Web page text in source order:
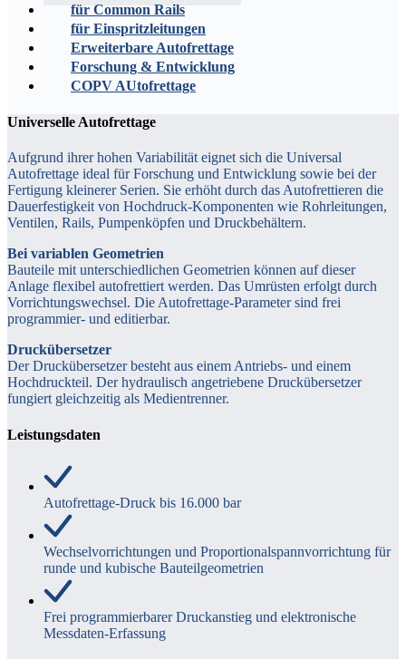
für Common Rails
für Einspritzleitungen
Erweiterbare Autofrettage
Forschung & Entwicklung
COPV AUtofrettage
Universelle Autofrettage
Aufgrund ihrer hohen Variabilität eignet sich die Universal
Autofrettage ideal für Forschung und Entwicklung sowie bei der
Fertigung kleinerer Serien. Sie erhöht durch das Autofrettieren die
Dauerfestigkeit von Hochdruck-Komponenten wie Rohrleitungen,
Ventilen, Rails, Pumpenköpfen und Druckbehältern.
Bei variablen Geometrien
Bauteile mit unterschiedlichen Geometrien können auf dieser
Anlage flexibel autofrettiert werden. Das Umrüsten erfolgt durch
Vorrichtungswechsel. Die Autofrettage-Parameter sind frei
programmier- und editierbar.
Druckübersetzer
Der Druckübersetzer besteht aus einem Antriebs- und einem
Hochdruckteil. Der hydraulisch angetriebene Druckübersetzer
fungiert gleichzeitig als Medientrenner.
Leistungsdaten
Autofrettage-Druck bis 16.000 bar
Wechselvorrichtungen und Proportionalspannvorrichtung für
runde und kubische Bauteilgeometrien
Frei programmierbarer Druckanstieg und elektronische
Messdaten-Erfassung